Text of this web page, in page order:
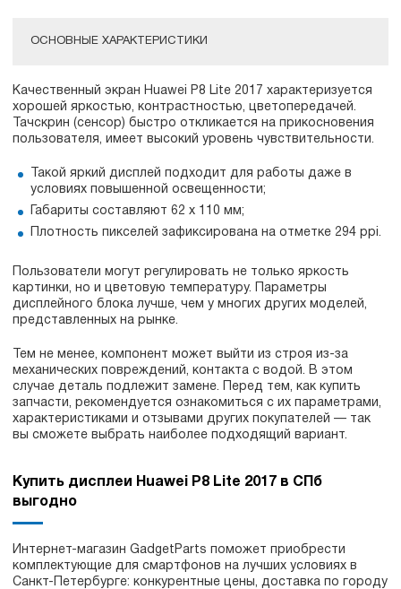
ОСНОВНЫЕ ХАРАКТЕРИСТИКИ
Качественный экран Huawei P8 Lite 2017 характеризуется
хорошей яркостью, контрастностью, цветопередачей.
Тачскрин (сенсор) быстро откликается на прикосновения
пользователя, имеет высокий уровень чувствительности.
Такой яркий дисплей подходит для работы даже в
условиях повышенной освещенности;
Габариты составляют 62 х 110 мм;
Плотность пикселей зафиксирована на отметке 294 ppi.
Пользователи могут регулировать не только яркость
картинки, но и цветовую температуру. Параметры
дисплейного блока лучше, чем у многих других моделей,
представленных на рынке.
Тем не менее, компонент может выйти из строя из-за
механических повреждений, контакта с водой. В этом
случае деталь подлежит замене. Перед тем, как купить
запчасти, рекомендуется ознакомиться с их параметрами,
характеристиками и отзывами других покупателей — так
вы сможете выбрать наиболее подходящий вариант.
Купить дисплеи Huawei P8 Lite 2017 в СПб
выгодно
Интернет-магазин GadgetParts поможет приобрести
комплектующие для смартфонов на лучших условиях в
Санкт-Петербурге: конкурентные цены, доставка по городу